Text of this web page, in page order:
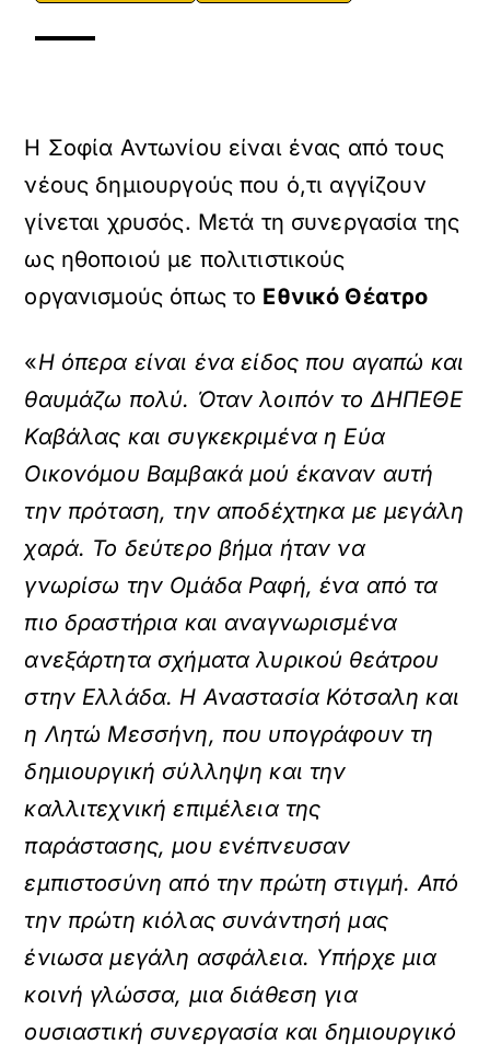
Η Σοφία Αντωνίου είναι ένας από τους
νέους δημιουργούς που ό,τι αγγίζουν
γίνεται χρυσός. Μετά τη συνεργασία της
ως ηθοποιού με πολιτιστικούς
οργανισμούς όπως το Εθνικό Θέατρο
«Η όπερα είναι ένα είδος που αγαπώ και
θαυμάζω πολύ. Όταν λοιπόν το ΔΗΠΕΘΕ
Καβάλας και συγκεκριμένα η Εύα
Οικονόμου Βαμβακά μού έκαναν αυτή
την πρόταση, την αποδέχτηκα με μεγάλη
χαρά. Το δεύτερο βήμα ήταν να
γνωρίσω την Ομάδα Ραφή, ένα από τα
πιο δραστήρια και αναγνωρισμένα
ανεξάρτητα σχήματα λυρικού θεάτρου
στην Ελλάδα. Η Αναστασία Κότσαλη και
η Λητώ Μεσσήνη, που υπογράφουν τη
δημιουργική σύλληψη και την
καλλιτεχνική επιμέλεια της
παράστασης, μου ενέπνευσαν
εμπιστοσύνη από την πρώτη στιγμή. Από
την πρώτη κιόλας συνάντησή μας
ένιωσα μεγάλη ασφάλεια. Υπήρχε μια
κοινή γλώσσα, μια διάθεση για
ουσιαστική συνεργασία και δημιουργικό